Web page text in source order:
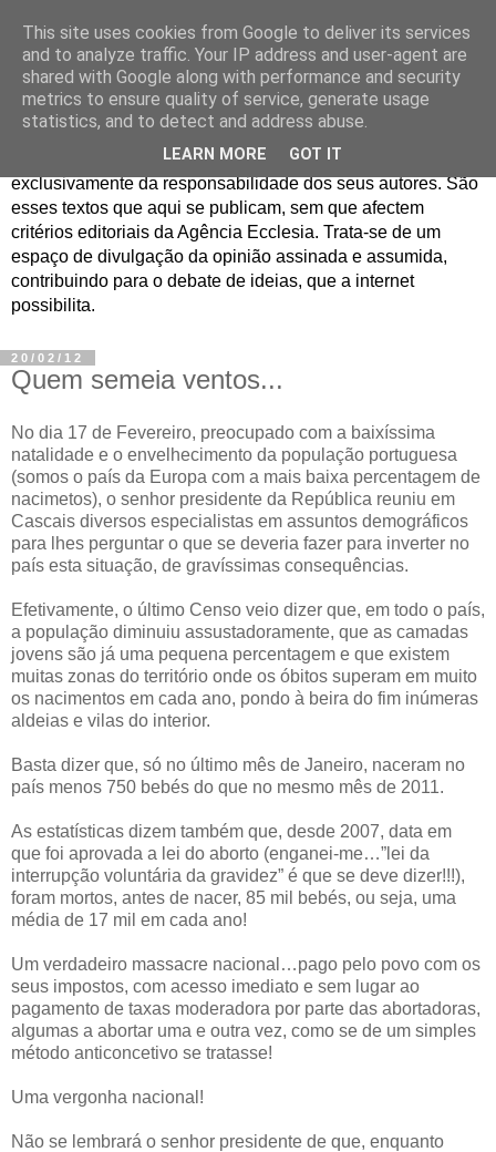
Jornal de Opinião
São muitos os textos enviados para a Agência Ecclesia com
pedido de publicação. De diferentes personalidades e
contextos sociais e eclesiais, o seu conteúdo é
exclusivamente da responsabilidade dos seus autores. São
esses textos que aqui se publicam, sem que afectem
critérios editoriais da Agência Ecclesia. Trata-se de um
espaço de divulgação da opinião assinada e assumida,
contribuindo para o debate de ideias, que a internet
possibilita.
20/02/12
Quem semeia ventos...
No dia 17 de Fevereiro, preocupado com a baixíssima
natalidade e o envelhecimento da população portuguesa
(somos o país da Europa com a mais baixa percentagem de
nacimetos), o senhor presidente da República reuniu em
Cascais diversos especialistas em assuntos demográficos
para lhes perguntar o que se deveria fazer para inverter no
país esta situação, de gravíssimas consequências.
Efetivamente, o último Censo veio dizer que, em todo o país,
a população diminuiu assustadoramente, que as camadas
jovens são já uma pequena percentagem e que existem
muitas zonas do território onde os óbitos superam em muito
os nacimentos em cada ano, pondo à beira do fim inúmeras
aldeias e vilas do interior.
Basta dizer que, só no último mês de Janeiro, naceram no
país menos 750 bebés do que no mesmo mês de 2011.
As estatísticas dizem também que, desde 2007, data em
que foi aprovada a lei do aborto (enganei-me…”lei da
interrupção voluntária da gravidez” é que se deve dizer!!!),
foram mortos, antes de nacer, 85 mil bebés, ou seja, uma
média de 17 mil em cada ano!
Um verdadeiro massacre nacional…pago pelo povo com os
seus impostos, com acesso imediato e sem lugar ao
pagamento de taxas moderadora por parte das abortadoras,
algumas a abortar uma e outra vez, como se de um simples
método anticoncetivo se tratasse!
Uma vergonha nacional!
Não se lembrará o senhor presidente de que, enquanto
This site uses cookies from Google to deliver its services
and to analyze traffic. Your IP address and user-agent are
shared with Google along with performance and security
metrics to ensure quality of service, generate usage
statistics, and to detect and address abuse.
LEARN MORE GOT IT